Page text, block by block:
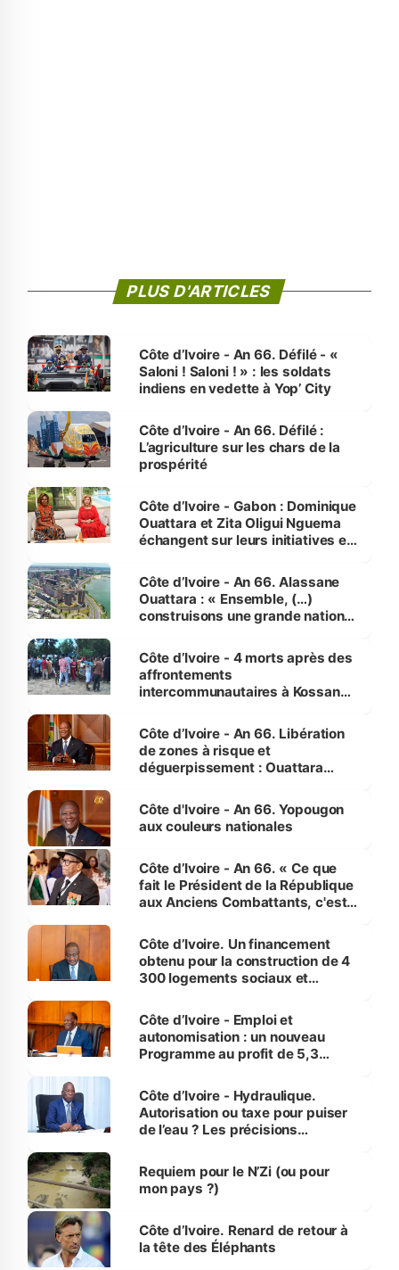
PLUS D'ARTICLES
Côte d’Ivoire - An 66. Défilé - «
Saloni ! Saloni ! » : les soldats
indiens en vedette à Yop’ City
Côte d’Ivoire - An 66. Défilé :
L’agriculture sur les chars de la
prospérité
Côte d’Ivoire - Gabon : Dominique
Ouattara et Zita Oligui Nguema
échangent sur leurs initiatives en
enfants
Côte d’Ivoire - An 66. Alassane
Ouattara : « Ensemble, (…)
construisons une grande nation
générations futures »
Côte d’Ivoire - 4 morts après des
affrontements
intercommunautaires à Kossandji
milieu des sinistrés
Côte d’Ivoire - An 66. Libération
de zones à risque et
déguerpissement : Ouattara
l'Etat de droit pour préserver les
vies humaines »
Côte d'Ivoire - An 66. Yopougon
aux couleurs nationales
Côte d’Ivoire - An 66. « Ce que
fait le Président de la République
aux Anciens Combattants, c'est
Côte d’Ivoire. Un financement
obtenu pour la construction de 4
300 logements sociaux et
et Yamoussoukro
Côte d’Ivoire - Emploi et
autonomisation : un nouveau
Programme au profit de 5,3
Côte d’Ivoire - Hydraulique.
Autorisation ou taxe pour puiser
de l’eau ? Les précisions
Requiem pour le N’Zi (ou pour
mon pays ?)
Côte d’Ivoire. Renard de retour à
la tête des Éléphants